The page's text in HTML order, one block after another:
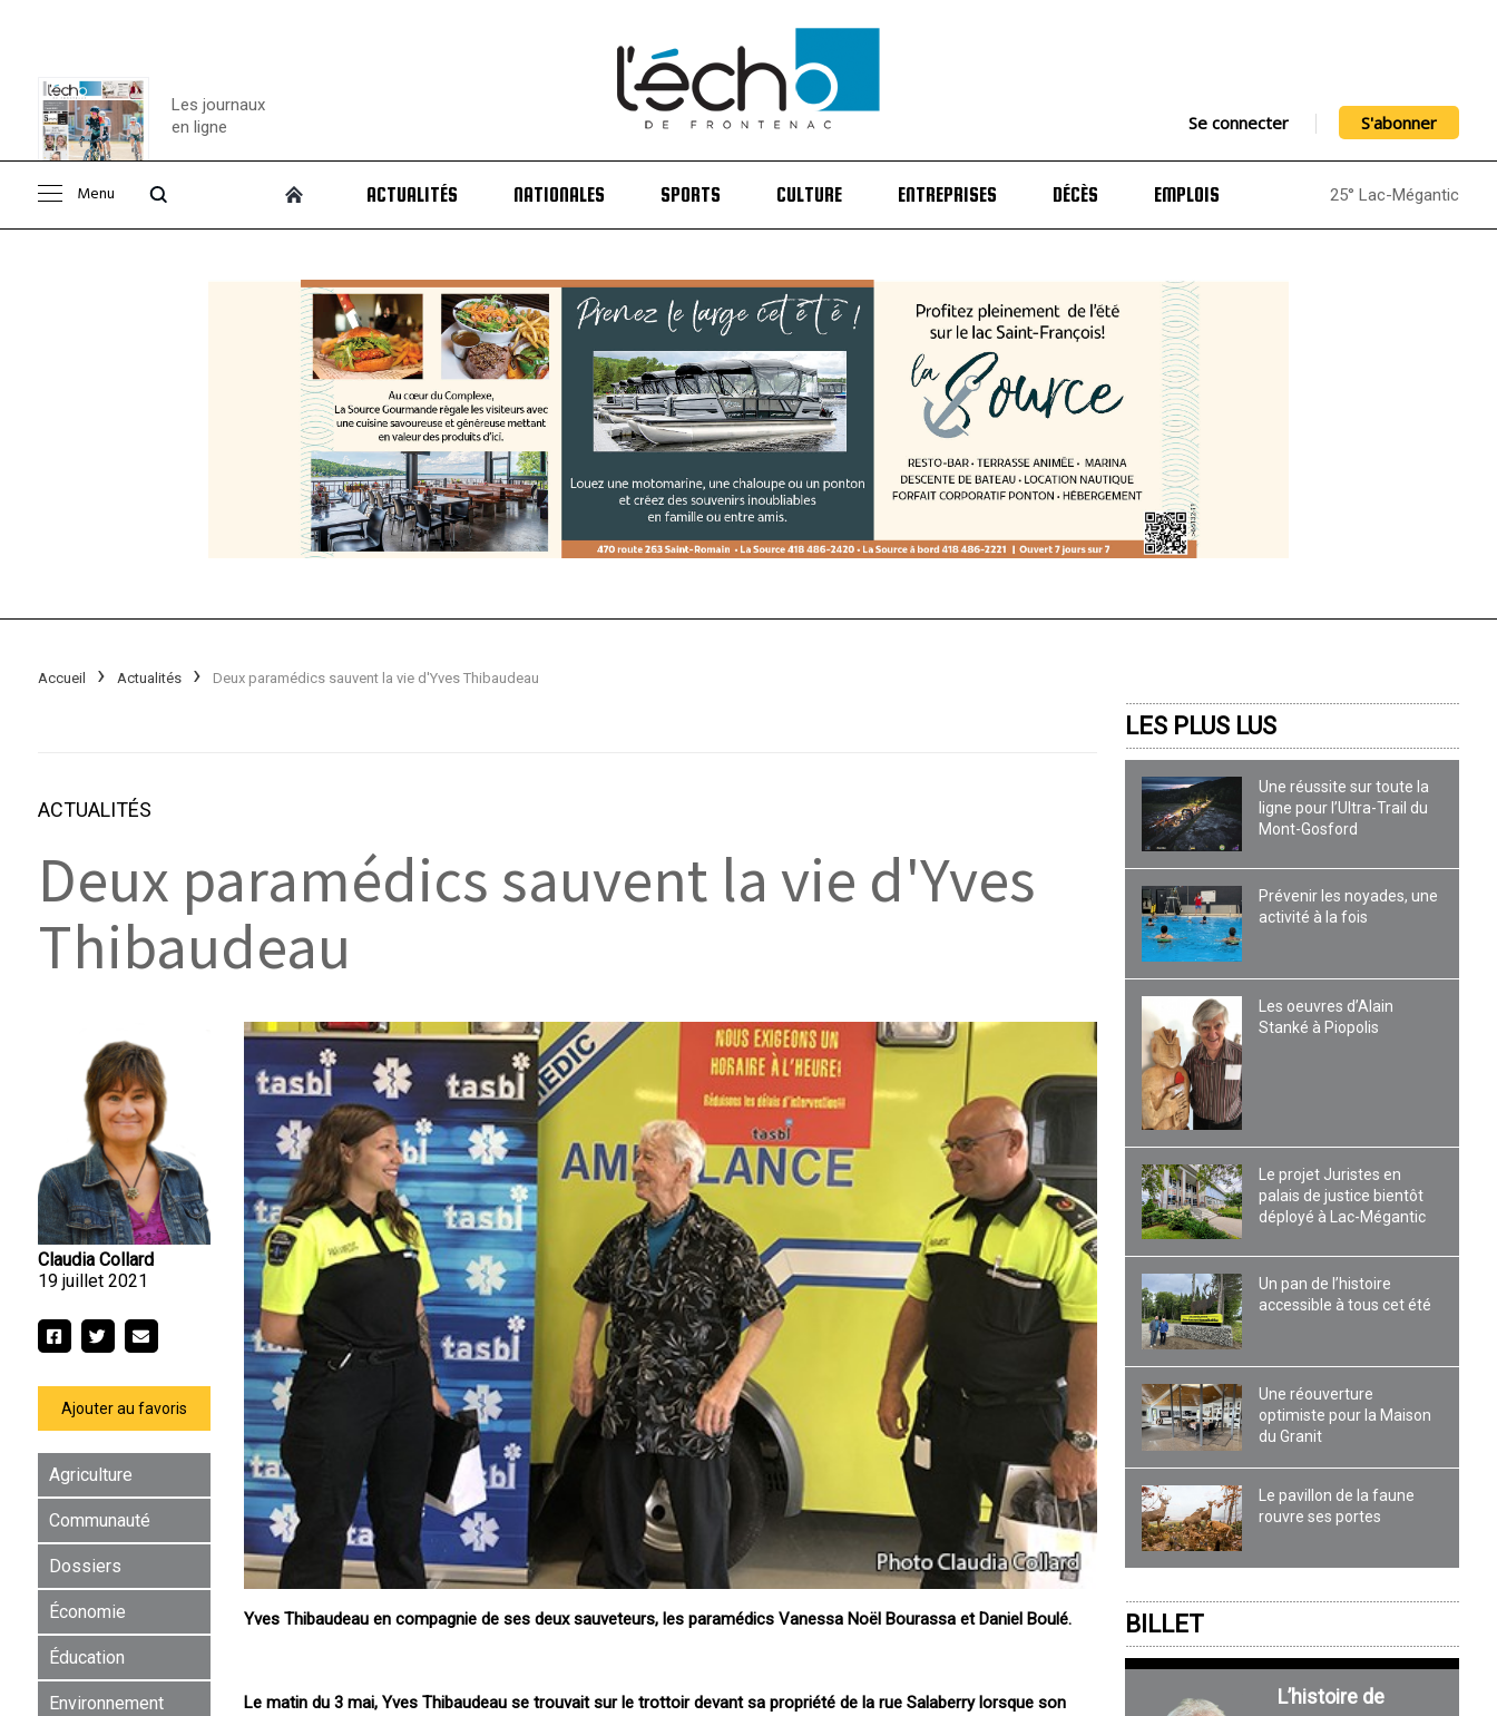
Consulter le
Les journaux
en ligne
Se connecter S'abonner
Menu ACTUALITÉS NATIONALES SPORTS CULTURE ENTREPRISES DÉCÈS EMPLOIS 25° Lac-Mégantic
Accueil Actualités Deux paramédics sauvent la vie d'Yves Thibaudeau
ACTUALITÉS
Deux paramédics sauvent la vie d'Yves
Thibaudeau
Claudia Collard
19 juillet 2021
Ajouter au favoris
Agriculture
Communauté
Dossiers
Économie
Éducation
Environnement
Yves Thibaudeau en compagnie de ses deux sauveteurs, les paramédics Vanessa Noël Bourassa et Daniel Boulé.
Le matin du 3 mai, Yves Thibaudeau se trouvait sur le trottoir devant sa propriété de la rue Salaberry lorsque son
LES PLUS LUS
Une réussite sur toute la
ligne pour l’Ultra-Trail du
Mont-Gosford
Prévenir les noyades, une
activité à la fois
Les oeuvres d’Alain
Stanké à Piopolis
Le projet Juristes en
palais de justice bientôt
déployé à Lac-Mégantic
Un pan de l’histoire
accessible à tous cet été
Une réouverture
optimiste pour la Maison
du Granit
Le pavillon de la faune
rouvre ses portes
BILLET
L’histoire de